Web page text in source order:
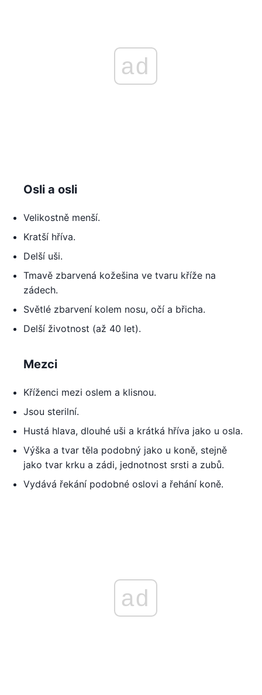
ad
Osli a osli
Velikostně menší.
Kratší hříva.
Delší uši.
Tmavě zbarvená kožešina ve tvaru kříže na
zádech.
Světlé zbarvení kolem nosu, očí a břicha.
Delší životnost (až 40 let).
Mezci
Kříženci mezi oslem a klisnou.
Jsou sterilní.
Hustá hlava, dlouhé uši a krátká hříva jako u osla.
Výška a tvar těla podobný jako u koně, stejně
jako tvar krku a zádi, jednotnost srsti a zubů.
Vydává řekání podobné oslovi a řehání koně.
ad